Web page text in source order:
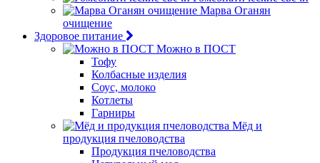
Марва Оганян
очищение
Здоровое питание
Можно в ПОСТ
Тофу
Колбасные изделия
Соус, молоко
Котлеты
Гарниры
Мёд и
продукция пчеловодства
Продукция пчеловодства